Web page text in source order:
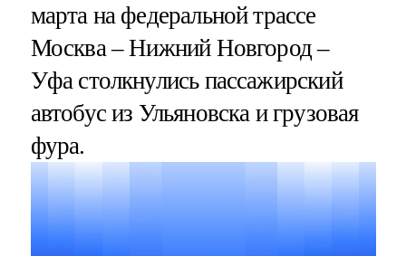
марта на федеральной трассе
Москва – Нижний Новгород –
Уфа столкнулись пассажирский
автобус из Ульяновска и грузовая
фура.